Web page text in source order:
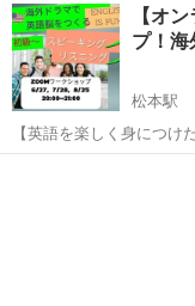
【オンライン 英語
プ！
松本駅
【英語を楽しく身につけたいあなたへ】 海
べるZOOMワークショップが登場！ 英語を楽し